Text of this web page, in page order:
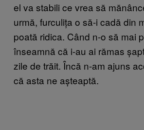
el va stabili ce vrea să
urmă, furculița o să-i cadă din
poată ridica. Când n-o să mai
înseamnă că i-au ai rămas
zile de trăit. Încă n-am ajuns
că asta ne așteaptă.